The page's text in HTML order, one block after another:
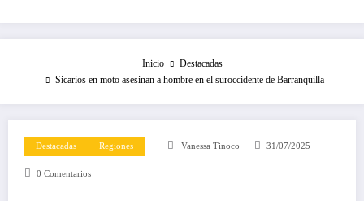
Inicio
Destacadas
Sicarios en moto asesinan a hombre en el suroccidente de Barranquilla
Destacadas Regiones Vanessa Tinoco 31/07/2025
0 Comentarios